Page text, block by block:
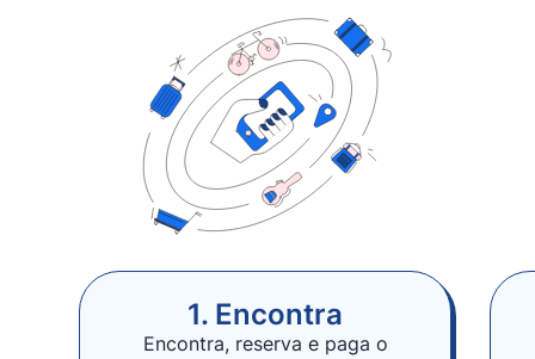
1. Encontra
Encontra, reserva e paga o